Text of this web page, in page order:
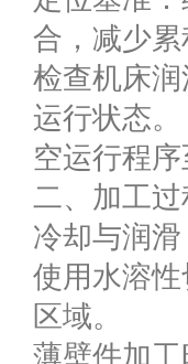
合，减少累
检查机床
运行状态。
空运行程
二、加工过
冷却与润滑
使用水溶
区域。
薄壁件加